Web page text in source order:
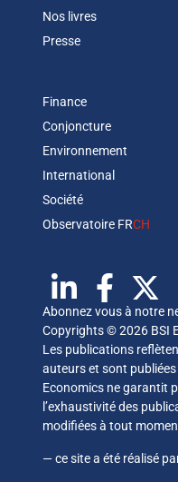
Nos livres
Presse
Finance
Conjoncture
Environnement
International
Société
Observatoire FRCH
Abonnez vous à notre
Copyrights © 2026 BSI
Les publications
auteurs et sont
Economics ne garantit
l’exhaustivité des
modifiées à tout
— ce site a été réalisé